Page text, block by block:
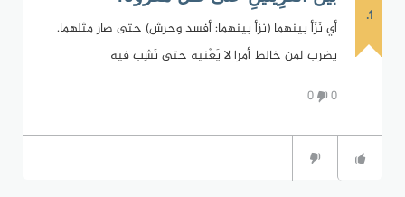
1.
أي نَزَأ بينهما (نزأ بينهما: أفسد وحرش) حتى صار مثلهما.
يضرب لمن خالط أمرا لا يَعْنيه حتى نَشِب فيه
0
0